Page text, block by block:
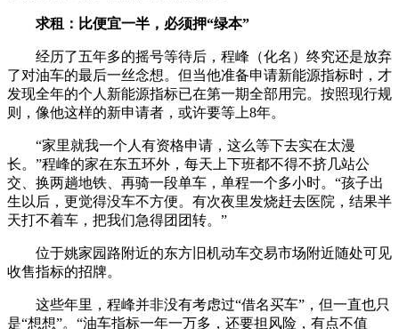
求租：比便宜一半，必须押“绿本”
经历了五年多的摇号等待后，程峰（化名）终究还是放弃
了对油车的最后一丝念想。但当他准备申请新能源指标时，才
发现全年的个人新能源指标已在第一期全部用完。按照现行规
则，像他这样的新申请者，或许要等上8年。
“家里就我一个人有资格申请，这么等下去实在太漫
长。”程峰的家在东五环外，每天上下班都不得不挤几站公
交、换两趟地铁、再骑一段单车，单程一个多小时。“孩子出
生以后，更觉得没车不方便。有次夜里发烧赶去医院，结果半
天打不着车，把我们急得团团转。”
位于姚家园路附近的东方旧机动车交易市场附近随处可见
收售指标的招牌。
这些年里，程峰并非没有考虑过“借名买车”，但一直也只
是“想想”。“油车指标一年一万多，还要担风险，有点不值